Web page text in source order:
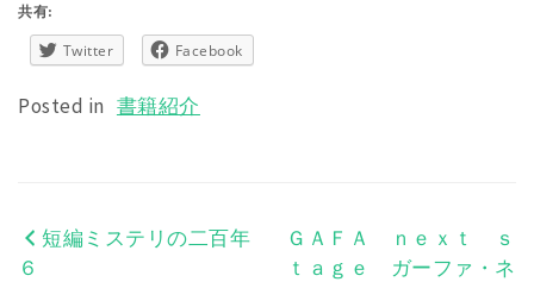
共有:
Twitter Facebook
Posted in 書籍紹介
投短編ミステリの二百年
６
ＧＡＦＡ ｎｅｘｔ ｓ
ｔａｇｅ ガーファ・ネ